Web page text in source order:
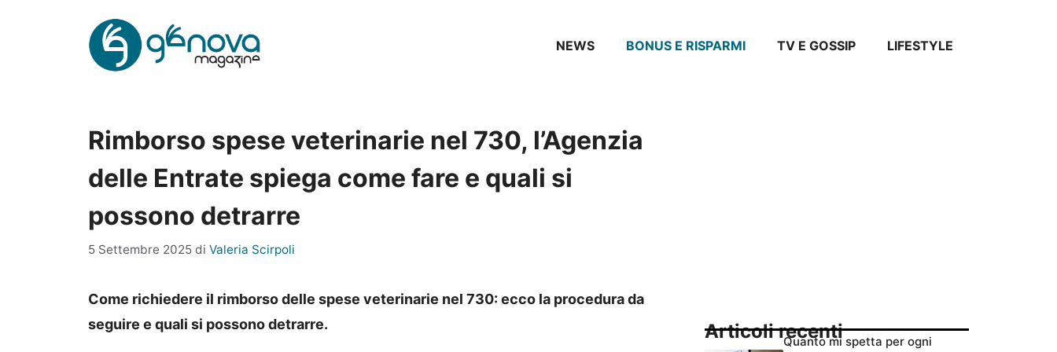
NEWS BONUS E RISPARMI TV E GOSSIP LIFESTYLE
Rimborso spese veterinarie nel 730, l’Agenzia
delle Entrate spiega come fare e quali si
possono detrarre
5 Settembre 2025 di Valeria Scirpoli
Come richiedere il rimborso delle spese veterinarie nel 730: ecco la procedura da
seguire e quali si possono detrarre.
Articoli recentiQuanto mi spetta per ogni